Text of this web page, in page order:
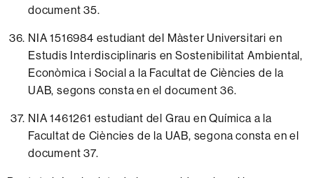
document 35.
NIA1516984 estudiant del Màster Universitari en
Estudis Interdisciplinaris en Sostenibilitat Ambiental,
Econòmica i Social a la Facultat de Ciències de la
UAB, segons consta en eldocument 36.
NIA 1461261 estudiant del Grau en Química a la
Facultat de Ciències de la UAB, segona consta en el
document 37.